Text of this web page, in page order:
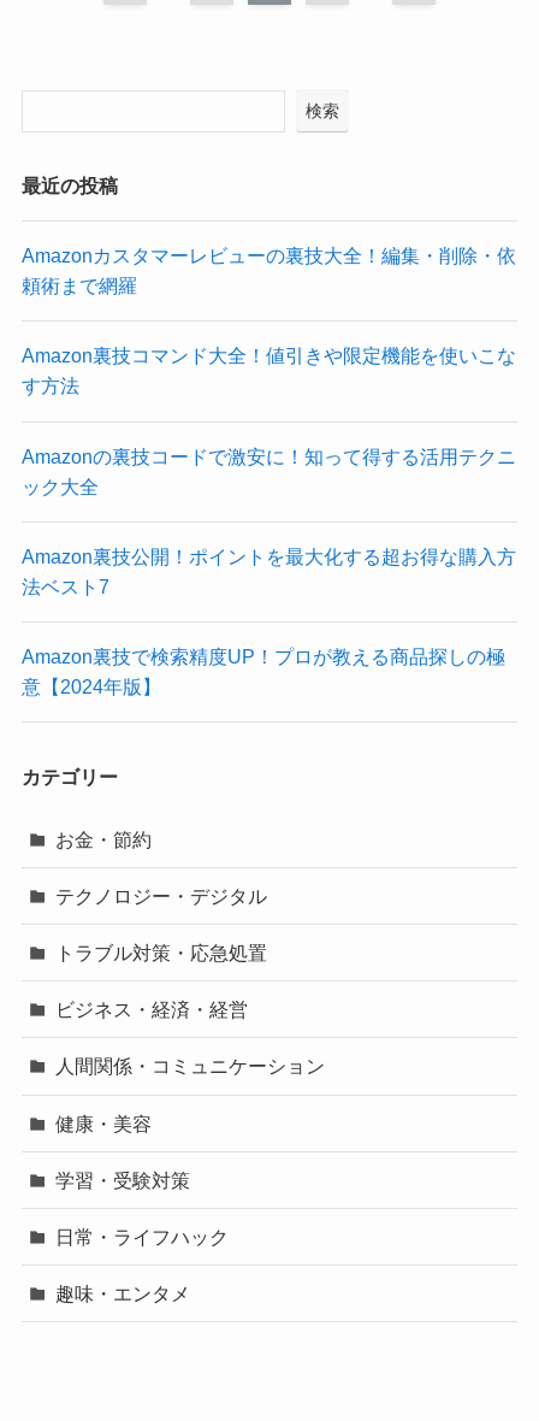
検索
最近の投稿
Amazonカスタマーレビューの裏技大全！編集・削除・依
頼術まで網羅
Amazon裏技コマンド大全！値引きや限定機能を使いこな
す方法
Amazonの裏技コードで激安に！知って得する活用テクニ
ック大全
Amazon裏技公開！ポイントを最大化する超お得な購入方
法ベスト7
Amazon裏技で検索精度UP！プロが教える商品探しの極
意【2024年版】
カテゴリー
お金・節約
テクノロジー・デジタル
トラブル対策・応急処置
ビジネス・経済・経営
人間関係・コミュニケーション
健康・美容
学習・受験対策
日常・ライフハック
趣味・エンタメ